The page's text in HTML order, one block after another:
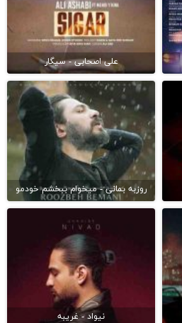
علی اصحابی - سیگار
روزبه بمانی - میخوام ببخشم خودمو
نیواد - غریبه